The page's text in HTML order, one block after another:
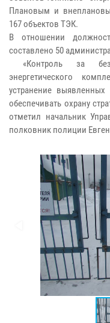
Плановым и
167 объектов ТЭК.
В отношении
составлено 50
«Контроль за
энергетического
устранение выявленных
обеспечивать охрану
отметил начальник
полковник полиции